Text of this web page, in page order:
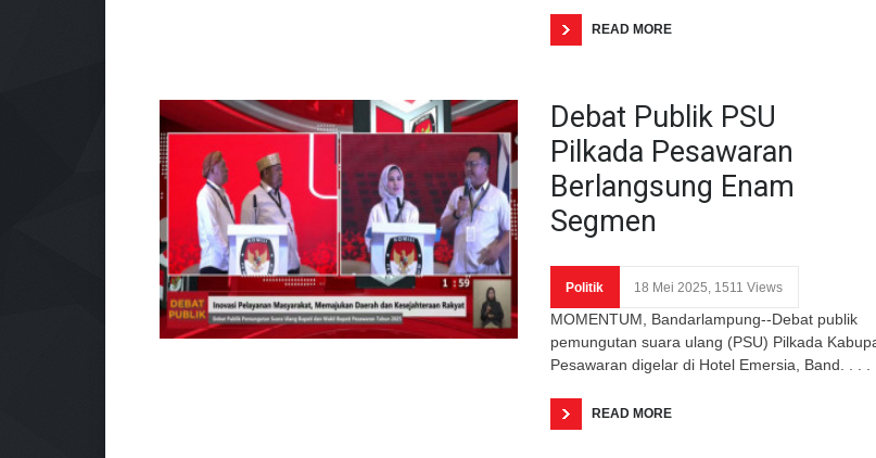
READ MORE
Debat Publik PSU
Pilkada Pesawaran
Berlangsung Enam
Segmen
Politik 18 Mei 2025, 1511 Views
MOMENTUM, Bandarlampung--Debat publik
pemungutan suara ulang (PSU) Pilkada
Pesawaran digelar di Hotel Emersia, Band. . . .
READ MORE